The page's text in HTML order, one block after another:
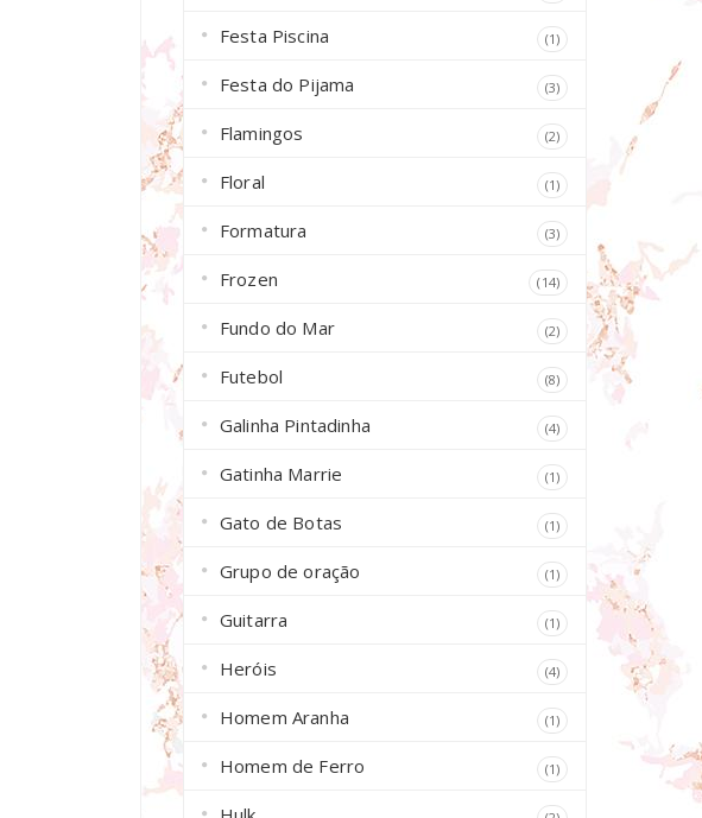
Festa Piscina (1)
Festa do Pijama (3)
Flamingos (2)
Floral (1)
Formatura (3)
Frozen (14)
Fundo do Mar (2)
Futebol (8)
Galinha Pintadinha (4)
Gatinha Marrie (1)
Gato de Botas (1)
Grupo de oração (1)
Guitarra (1)
Heróis (4)
Homem Aranha (1)
Homem de Ferro (1)